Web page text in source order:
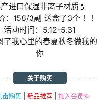
进口保湿非离子材质💧
：158/3副 送盒子3个 ！！
活动时间：5.12-5.31
了我心里的春夏秋冬做我
你
购买 新品推荐 加入会员☜
关于购买